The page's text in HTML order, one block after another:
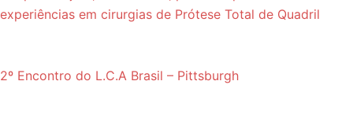
experiências em cirurgias de Prótese Total de Quadril
2º Encontro do L.C.A Brasil – Pittsburgh